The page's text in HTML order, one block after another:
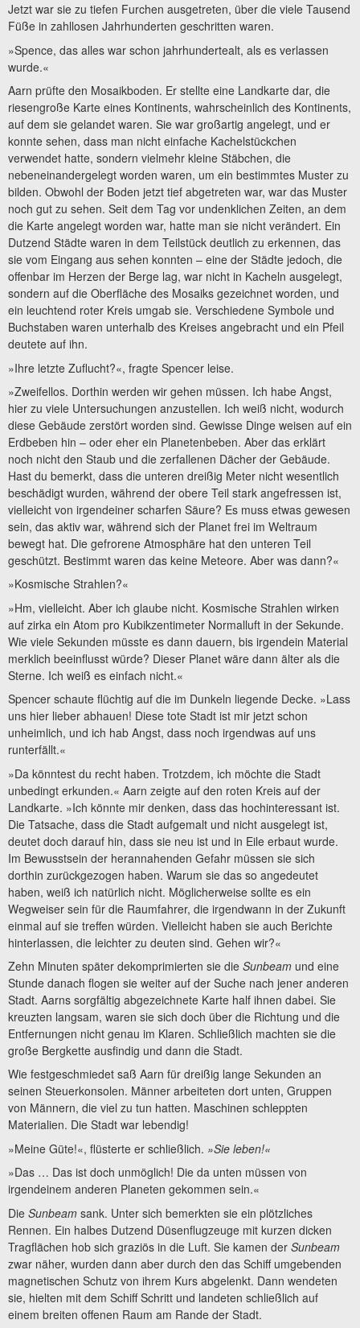
Jetzt war sie zu tiefen Furchen ausgetreten, über die viele Tausend
Füße in zahllosen Jahrhunderten geschritten waren.
»Spence, das alles war schon jahrhundertealt, als es verlassen
wurde.«
Aarn prüfte den Mosaikboden. Er stellte eine Landkarte dar, die
riesengroße Karte eines Kontinents, wahrscheinlich des Kontinents,
auf dem sie gelandet waren. Sie war großartig angelegt, und er
konnte sehen, dass man nicht einfache Kachelstückchen
verwendet hatte, sondern vielmehr kleine Stäbchen, die
nebeneinandergelegt worden waren, um ein bestimmtes Muster zu
bilden. Obwohl der Boden jetzt tief abgetreten war, war das Muster
noch gut zu sehen. Seit dem Tag vor undenklichen Zeiten, an dem
die Karte angelegt worden war, hatte man sie nicht verändert. Ein
Dutzend Städte waren in dem Teilstück deutlich zu erkennen, das
sie vom Eingang aus sehen konnten – eine der Städte jedoch, die
offenbar im Herzen der Berge lag, war nicht in Kacheln ausgelegt,
sondern auf die Oberfläche des Mosaiks gezeichnet worden, und
ein leuchtend roter Kreis umgab sie. Verschiedene Symbole und
Buchstaben waren unterhalb des Kreises angebracht und ein Pfeil
deutete auf ihn.
»Ihre letzte Zuflucht?«, fragte Spencer leise.
»Zweifellos. Dorthin werden wir gehen müssen. Ich habe Angst,
hier zu viele Untersuchungen anzustellen. Ich weiß nicht, wodurch
diese Gebäude zerstört worden sind. Gewisse Dinge weisen auf ein
Erdbeben hin – oder eher ein Planetenbeben. Aber das erklärt
noch nicht den Staub und die zerfallenen Dächer der Gebäude.
Hast du bemerkt, dass die unteren dreißig Meter nicht wesentlich
beschädigt wurden, während der obere Teil stark angefressen ist,
vielleicht von irgendeiner scharfen Säure? Es muss etwas gewesen
sein, das aktiv war, während sich der Planet frei im Weltraum
bewegt hat. Die gefrorene Atmosphäre hat den unteren Teil
geschützt. Bestimmt waren das keine Meteore. Aber was dann?«
»Kosmische Strahlen?«
»Hm, vielleicht. Aber ich glaube nicht. Kosmische Strahlen wirken
auf zirka ein Atom pro Kubikzentimeter Normalluft in der Sekunde.
Wie viele Sekunden müsste es dann dauern, bis irgendein Material
merklich beeinflusst würde? Dieser Planet wäre dann älter als die
Sterne. Ich weiß es einfach nicht.«
Spencer schaute flüchtig auf die im Dunkeln liegende Decke. »Lass
uns hier lieber abhauen! Diese tote Stadt ist mir jetzt schon
unheimlich, und ich hab Angst, dass noch irgendwas auf uns
runterfällt.«
»Da könntest du recht haben. Trotzdem, ich möchte die Stadt
unbedingt erkunden.« Aarn zeigte auf den roten Kreis auf der
Landkarte. »Ich könnte mir denken, dass das hochinteressant ist.
Die Tatsache, dass die Stadt aufgemalt und nicht ausgelegt ist,
deutet doch darauf hin, dass sie neu ist und in Eile erbaut wurde.
Im Bewusstsein der herannahenden Gefahr müssen sie sich
dorthin zurückgezogen haben. Warum sie das so angedeutet
haben, weiß ich natürlich nicht. Möglicherweise sollte es ein
Wegweiser sein für die Raumfahrer, die irgendwann in der Zukunft
einmal auf sie treffen würden. Vielleicht haben sie auch Berichte
hinterlassen, die leichter zu deuten sind. Gehen wir?«
Zehn Minuten später dekomprimierten sie die Sunbeam und eine
Stunde danach flogen sie weiter auf der Suche nach jener anderen
Stadt. Aarns sorgfältig abgezeichnete Karte half ihnen dabei. Sie
kreuzten langsam, waren sie sich doch über die Richtung und die
Entfernungen nicht genau im Klaren. Schließlich machten sie die
große Bergkette ausfindig und dann die Stadt.
Wie festgeschmiedet saß Aarn für dreißig lange Sekunden an
seinen Steuerkonsolen. Männer arbeiteten dort unten, Gruppen
von Männern, die viel zu tun hatten. Maschinen schleppten
Materialien. Die Stadt war lebendig!
»Meine Güte!«, flüsterte er schließlich. »Sie leben!«
»Das … Das ist doch unmöglich! Die da unten müssen von
irgendeinem anderen Planeten gekommen sein.«
Die Sunbeam sank. Unter sich bemerkten sie ein plötzliches
Rennen. Ein halbes Dutzend Düsenflugzeuge mit kurzen dicken
Tragflächen hob sich graziös in die Luft. Sie kamen der Sunbeam
zwar näher, wurden dann aber durch den das Schiff umgebenden
magnetischen Schutz von ihrem Kurs abgelenkt. Dann wendeten
sie, hielten mit dem Schiff Schritt und landeten schließlich auf
einem breiten offenen Raum am Rande der Stadt.